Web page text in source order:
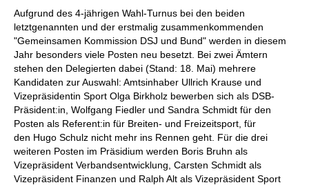
Aufgrund des 4-jährigen Wahl-Turnus bei den beiden
letztgenannten und der erstmalig zusammenkommenden
"Gemeinsamen Kommission DSJ und Bund" werden in diesem
Jahr besonders viele Posten neu besetzt. Bei zwei Ämtern
stehen den Delegierten dabei (Stand: 18. Mai) mehrere
Kandidaten zur Auswahl: Amtsinhaber Ullrich Krause und
Vizepräsidentin Sport Olga Birkholz bewerben sich als DSB-
Präsident:in, Wolfgang Fiedler und Sandra Schmidt für den
Posten als Referent:in für Breiten- und Freizeitsport, für
den Hugo Schulz nicht mehr ins Rennen geht. Für die drei
weiteren Posten im Präsidium werden Boris Bruhn als
Vizepräsident Verbandsentwicklung, Carsten Schmidt als
Vizepräsident Finanzen und Ralph Alt als Vizepräsident Sport